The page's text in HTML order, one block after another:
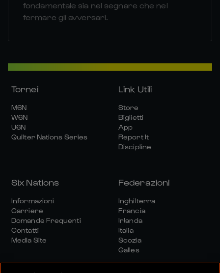
fondamentale sia nel segnare che nel
fermare gli avversari.
Tornei
M6N
W6N
U6N
Quilter Nations Series
Link Utili
Store
Biglietti
App
Report It
Discipline
Six Nations
Informazioni
Carriere
Domande Frequenti
Contatti
Media Site
Federazioni
Inghilterra
Francia
Irlanda
Italia
Scozia
Galles